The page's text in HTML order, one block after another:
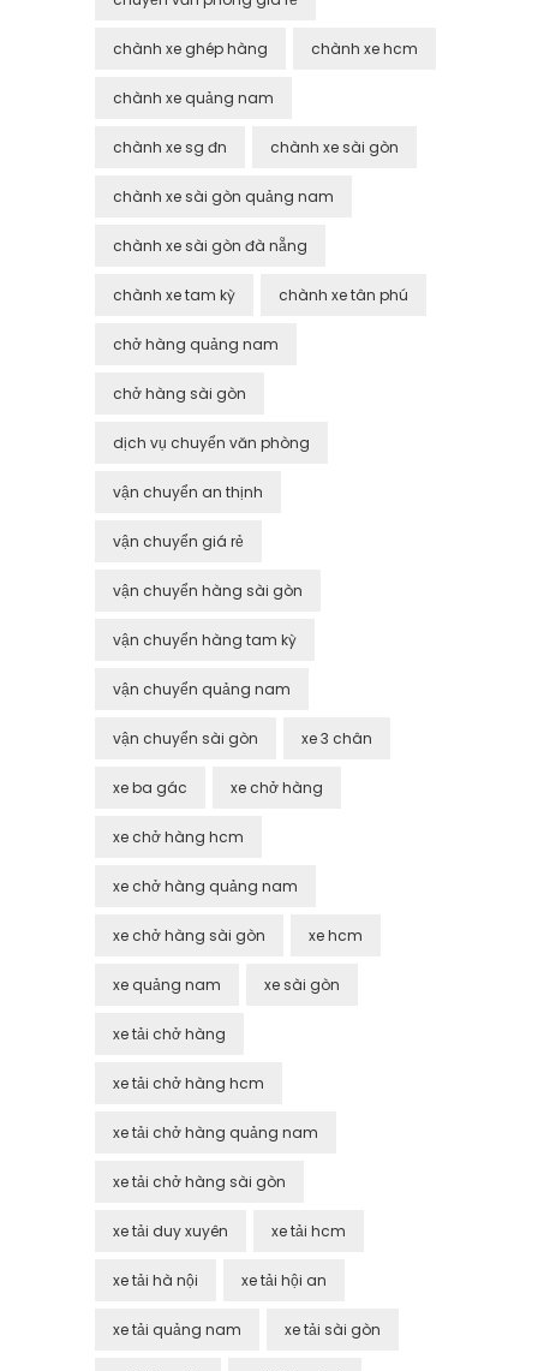
chành xe ghép hàng chành xe hcm
chành xe quảng nam
chành xe sg đn chành xe sài gòn
chành xe sài gòn quảng nam
chành xe sài gòn đà nẵng
chành xe tam kỳ chành xe tân phú
chở hàng quảng nam
chở hàng sài gòn
dịch vụ chuyển văn phòng
vận chuyển an thịnh
vận chuyển giá rẻ
vận chuyển hàng sài gòn
vận chuyển hàng tam kỳ
vận chuyển quảng nam
vận chuyển sài gòn xe 3 chân
xe ba gác xe chở hàng
xe chở hàng hcm
xe chở hàng quảng nam
xe chở hàng sài gòn xe hcm
xe quảng nam xe sài gòn
xe tải chở hàng
xe tải chở hàng hcm
xe tải chở hàng quảng nam
xe tải chở hàng sài gòn
xe tải duy xuyên xe tải hcm
xe tải hà nội xe tải hội an
xe tải quảng nam xe tải sài gòn